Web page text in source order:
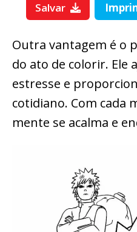
Salvar
Outra vantagem é o
do ato de colorir. Ele
estresse e
cotidiano. Com cada
mente se acalma e